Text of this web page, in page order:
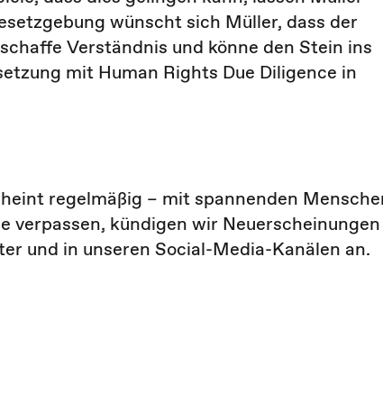
wünscht sich Müller, dass der
Verständnis und könne den Stein ins
mit Human Rights Due Diligence in
regelmäßig – mit spannenden
verpassen, kündigen wir Neuerscheinungen
und in unseren Social-Media-Kanälen an.